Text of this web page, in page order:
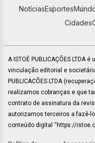
NotíciasEsportes
Cidades
A ISTOÉ PUBLICAÇÕES LTDA
vinculação editorial e societária
PUBLICACÕES LTDA
realizamos cobranças e que
contrato de assinatura da
autorizamos terceiros a fazê-
conteúdo digital “https://